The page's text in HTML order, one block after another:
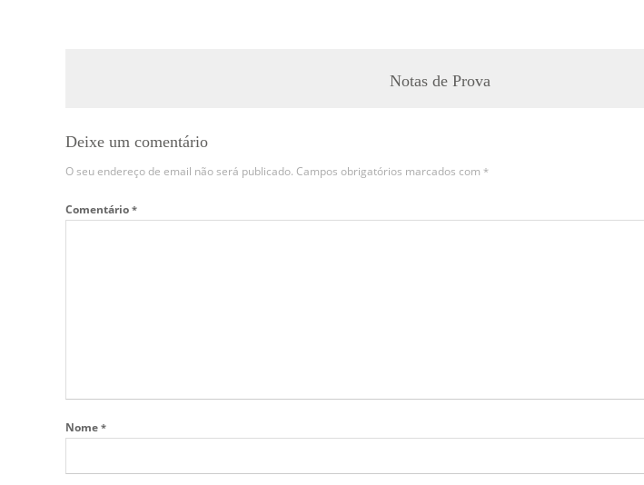
Notas de Prova
Deixe um comentário
O seu endereço de email não será publicado. Campos obrigatórios marcados com *
Comentário *
Nome *